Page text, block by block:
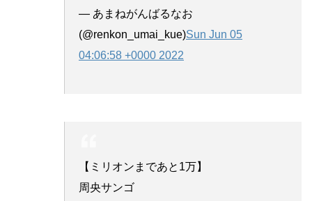
— あまねがんばるなお
(@renkon_umai_kue)Sun Jun 05
04:06:58 +0000 2022
【ミリオンまであと1万】
周央サンゴ